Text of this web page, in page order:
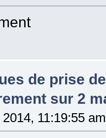
de prise
sur 2
11:19:55